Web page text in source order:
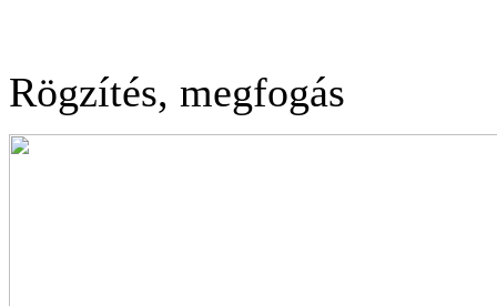
Rögzítés, megfogás